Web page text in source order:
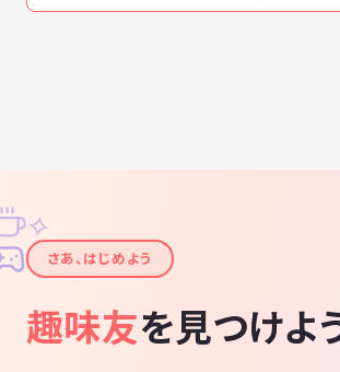
✦
✧
さあ、はじめよう
趣味友を見つけよ